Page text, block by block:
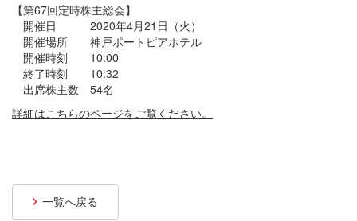
お問い合わせ
電子公告
新規出店用地の募集
プライバシーポリシー
サイトマップ
【第67回定時株主総会】
開催日 2020年4月21日（火）
開催場所 神戸ポートピアホテル
開催時刻 10:00
終了時刻 10:32
出席株主数 54名
詳細はこちらのページをご覧ください。
一覧へ戻る